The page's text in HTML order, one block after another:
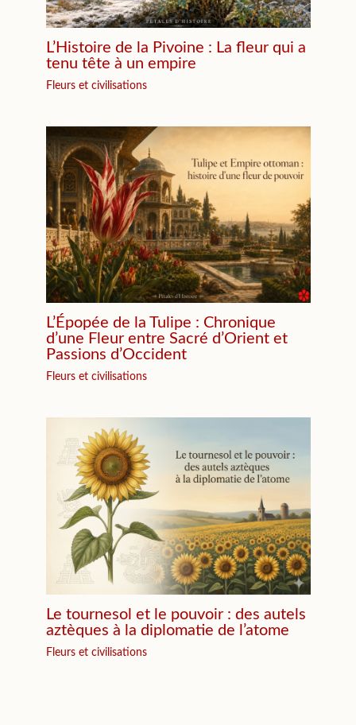
L’Histoire de la Pivoine : La fleur qui a
tenu tête à un empire
Fleurs et civilisations
L’Épopée de la Tulipe : Chronique
d’une Fleur entre Sacré d’Orient et
Passions d’Occident
Fleurs et civilisations
Le tournesol et le pouvoir : des autels
aztèques à la diplomatie de l’atome
Fleurs et civilisations